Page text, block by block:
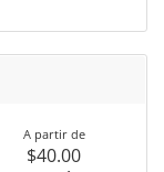
A partir de
$40.00